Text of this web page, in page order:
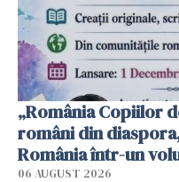
„România Copiilor
români din
România într-un
06 AUGUST 2026